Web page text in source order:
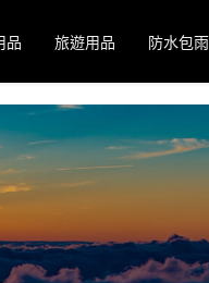
品 旅遊用品 防水包